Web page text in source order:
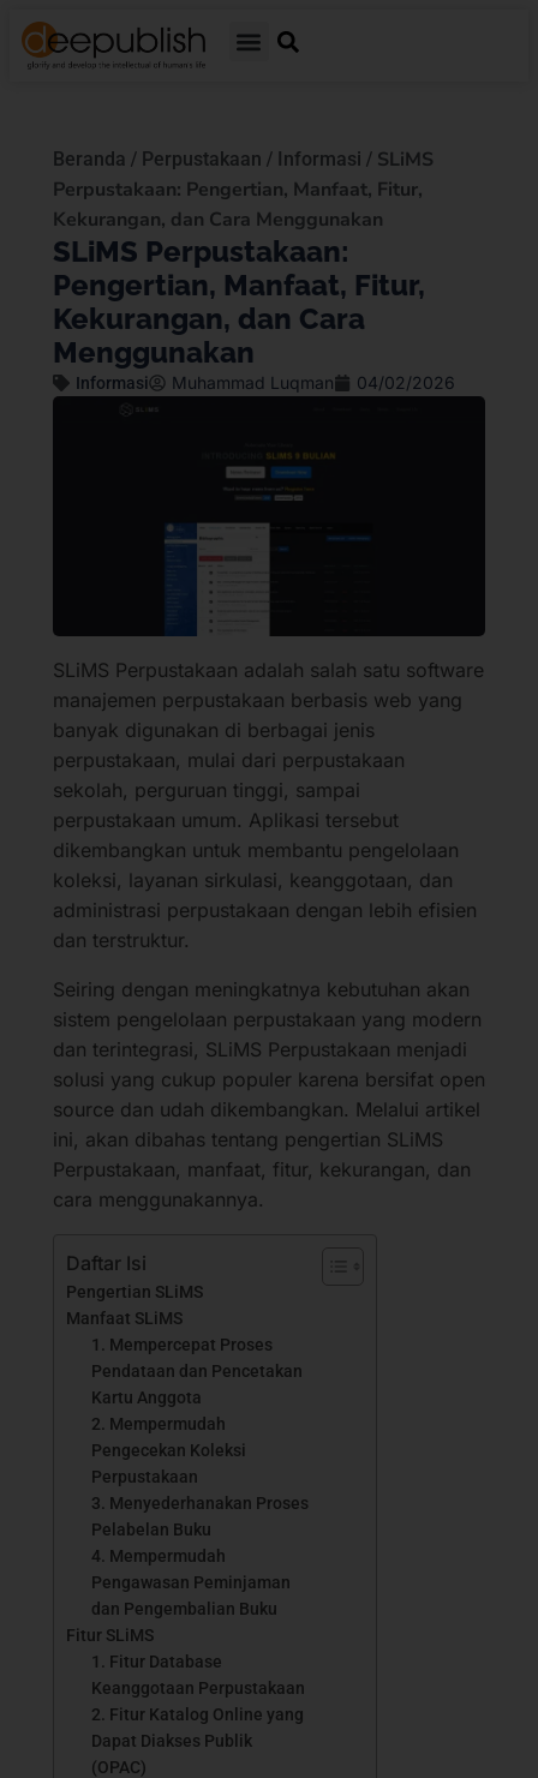
Beranda / Perpustakaan / Informasi / SLiMS
Perpustakaan: Pengertian, Manfaat, Fitur,
Kekurangan, dan Cara Menggunakan
SLiMS Perpustakaan:
Pengertian, Manfaat, Fitur,
Kekurangan, dan Cara
Menggunakan
Informasi Muhammad Luqman 04/02/2026
SLiMS Perpustakaan adalah salah satu software
manajemen perpustakaan berbasis web yang
banyak digunakan di berbagai jenis
perpustakaan, mulai dari perpustakaan
sekolah, perguruan tinggi, sampai
perpustakaan umum. Aplikasi tersebut
dikembangkan untuk membantu pengelolaan
koleksi, layanan sirkulasi, keanggotaan, dan
administrasi perpustakaan dengan lebih efisien
dan terstruktur.
Seiring dengan meningkatnya kebutuhan akan
sistem pengelolaan perpustakaan yang modern
dan terintegrasi, SLiMS Perpustakaan menjadi
solusi yang cukup populer karena bersifat open
source dan udah dikembangkan. Melalui artikel
ini, akan dibahas tentang pengertian SLiMS
Perpustakaan, manfaat, fitur, kekurangan, dan
cara menggunakannya.
Daftar Isi
Pengertian SLiMS
Manfaat SLiMS
1. Mempercepat Proses
Pendataan dan Pencetakan
Kartu Anggota
2. Mempermudah
Pengecekan Koleksi
Perpustakaan
3. Menyederhanakan Proses
Pelabelan Buku
4. Mempermudah
Pengawasan Peminjaman
dan Pengembalian Buku
Fitur SLiMS
1. Fitur Database
Keanggotaan Perpustakaan
2. Fitur Katalog Online yang
Dapat Diakses Publik
(OPAC)